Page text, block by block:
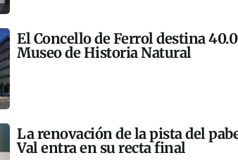
El Concello de Ferrol destina
Museo de Historia Natural
La renovación de la pista del
Val entra en su recta final